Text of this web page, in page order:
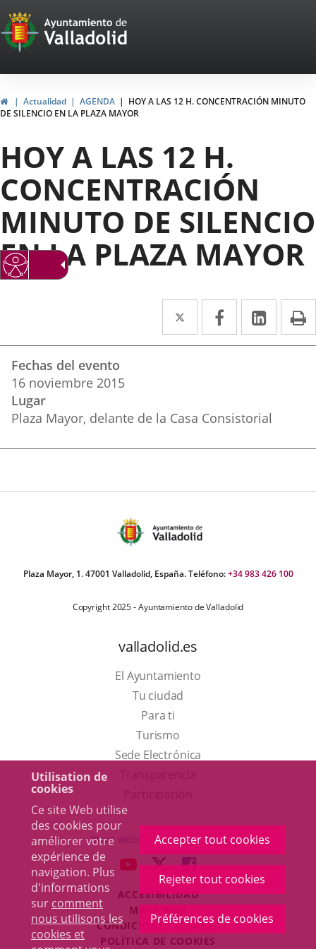
Utilisation de
cookies
Ce site Web utilise
des cookies pour
améliorer votre
expérience de
navigation. Plus
d'informations
sur comment
nous utilisons les
cookies et
Accepter tout cookies
Rejeter tout cookies
Préférences de cookies
Portal
Web
del
Ayuntamiento
de
Valladolid
InicioActualidad AGENDA
HOY A LAS 12 H. CONCENTRACIÓN MINUTO
DE SILENCIO EN LA PLAZA MAYOR
HOY A LAS 12 H.
CONCENTRACIÓN
MINUTO DE SILENCIO
EN LA PLAZA MAYOR
Twitter
Enlace
a
externa.
Facebook
Enlace
a
externa.
Enlace
a
del
evento
Fechas del evento
16 noviembre 2015
Lugar
Plaza Mayor, delante de la Casa Consistorial
Plaza Mayor, 1. 47001 Valladolid, España. Teléfono:+34 983 426 100
Copyright 2025 - Ayuntamiento de Valladolid
valladolid.es
El Ayuntamiento
Tu ciudad
Para ti
TurismoEste
enlace
una
ventana
nueva.
Sede Electrónica
externa.
Otras webs del ayuntamiento
ENLACE
UNA
APLICACIÓN
EXTERNA.
ENLACE
A
UNA
APLICACIÓN
EXTERNA.
ENLACE
A
UNA
APLICACIÓN
EXTERNA.
ACCESIBILIDAD
MAPA WEB
CONDICIONES LEGALES
POLÍTICA DE COOKIES